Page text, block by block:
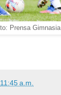
Prensa Gimnasia
11:45 a.m.